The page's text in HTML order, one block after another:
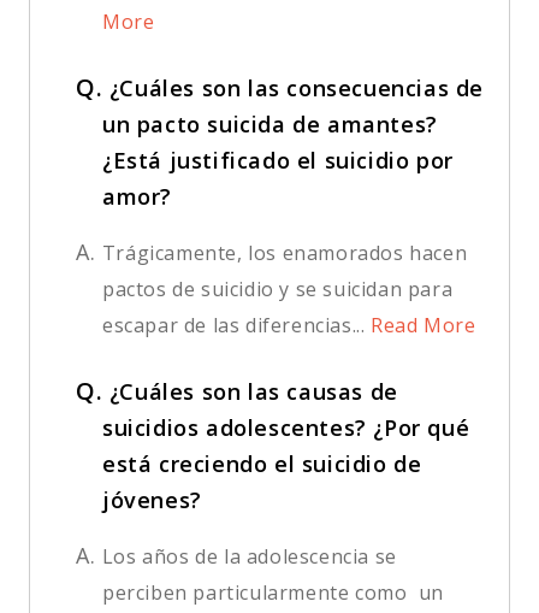
More
Q. ¿Cuáles son las consecuencias de
un pacto suicida de amantes?
¿Está justificado el suicidio por
amor?
A. Trágicamente, los enamorados hacen
pactos de suicidio y se suicidan para
escapar de las diferencias... Read More
Q. ¿Cuáles son las causas de
suicidios adolescentes? ¿Por qué
está creciendo el suicidio de
jóvenes?
A. Los años de la adolescencia se
perciben particularmente como un